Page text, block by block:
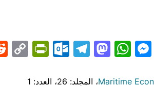
Gmail
Messenger
WhatsApp
Mastodon
Telegram
Maritime، المجلد: 26
، العدد: 1